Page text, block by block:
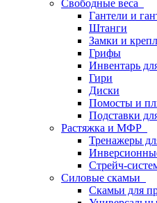
Свободные веса
Гантели и
Штанги
Замки и
Грифы
Инвентарь
Гири
Диски
Помосты и
Подставки
Растяжка и МФР
Тренажеры
Стрейч-
Силовые скамьи
Скамьи для